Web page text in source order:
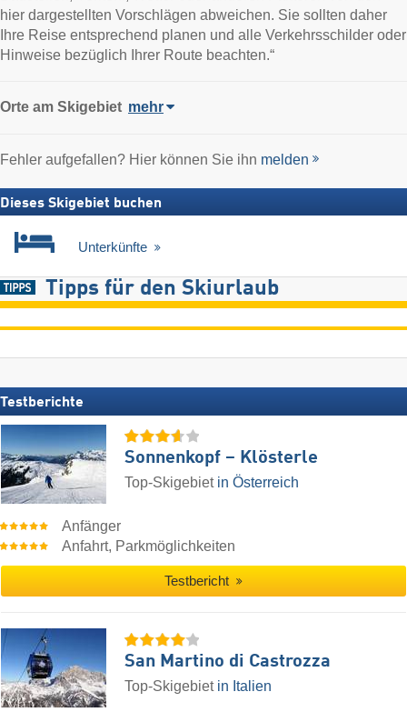
hier dargestellten Vorschlägen abweichen. Sie sollten daher
Ihre Reise entsprechend planen und alle Verkehrsschilder oder
Hinweise bezüglich Ihrer Route beachten.“
Orte am Skigebiet mehr
Fehler aufgefallen? Hier können Sie ihn melden
Dieses Skigebiet buchen
Unterkünfte
Tipps für den Skiurlaub
Testberichte
Sonnenkopf – Klösterle
Top-Skigebiet in Österreich
Anfänger
Anfahrt, Parkmöglichkeiten
Testbericht
San Martino di Castrozza
Top-Skigebiet in Italien